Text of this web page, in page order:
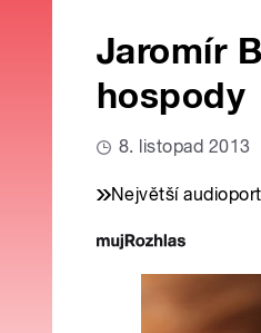
Jaromír
hospody
8. listopad 2013
Největší